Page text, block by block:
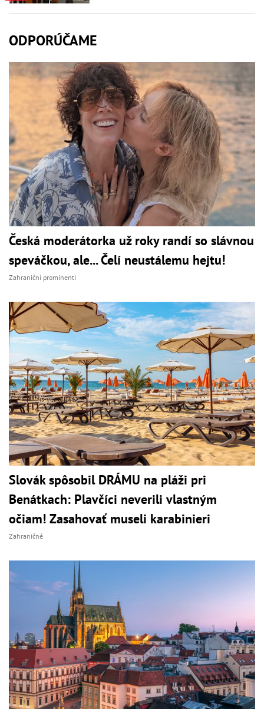
ODPORÚČAME
Česká moderátorka už roky randí so slávnou
speváčkou, ale... Čelí neustálemu hejtu!
Zahraniční prominenti
Slovák spôsobil DRÁMU na pláži pri
Benátkach: Plavčíci neverili vlastným
očiam! Zasahovať museli karabinieri
Zahraničné